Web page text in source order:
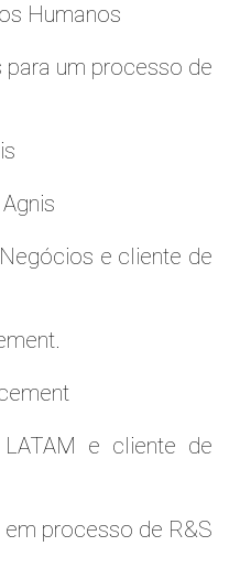
Humanos
para um processo de
e cliente de
e cliente de
processo de R&S